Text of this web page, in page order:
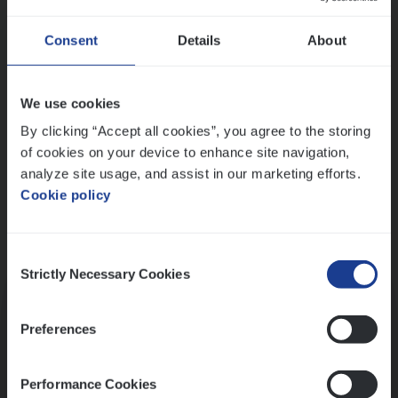
Consent Details About
We use cookies
By clicking “Accept all cookies”, you agree to the storing
of cookies on your device to enhance site navigation,
analyze site usage, and assist in our marketing efforts.
Cookie policy
Selection
Strictly Necessary Cookies
Preferences
Performance Cookies
Ons sollicitatieproces